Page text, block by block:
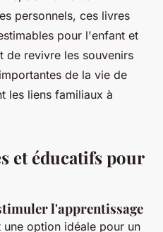
personnels, ces livres
pour l'enfant et
de revivre les souvenirs
de la vie de
les liens familiaux à
et éducatifs pour
l'apprentissage
une option idéale pour un